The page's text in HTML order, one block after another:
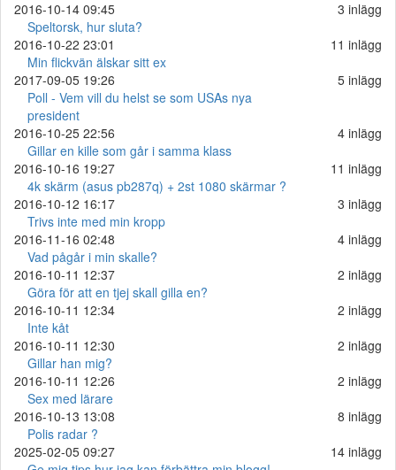
3 inlägg
2016-10-14 09:45
Speltorsk, hur sluta?
11 inlägg
2016-10-22 23:01
Min flickvän älskar sitt ex
5 inlägg
2017-09-05 19:26
Poll - Vem vill du helst se som USAs nya
president
4 inlägg
2016-10-25 22:56
Gillar en kille som går i samma klass
11 inlägg
2016-10-16 19:27
4k skärm (asus pb287q) + 2st 1080 skärmar ?
3 inlägg
2016-10-12 16:17
Trivs inte med min kropp
4 inlägg
2016-11-16 02:48
Vad pågår i min skalle?
2 inlägg
2016-10-11 12:37
Göra för att en tjej skall gilla en?
2 inlägg
2016-10-11 12:34
Inte kåt
2 inlägg
2016-10-11 12:30
Gillar han mig?
2 inlägg
2016-10-11 12:26
Sex med lärare
8 inlägg
2016-10-13 13:08
Polis radar ?
14 inlägg
2025-02-05 09:27